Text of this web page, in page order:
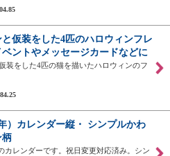
仮装をした4匹のハロウィンフレ
ントやメッセージカードなどに
装をした4匹の猫を描いたハロウィンのフ
）カレンダー縦・ シンプルかわ
カレンダーです。祝日変更対応済み。シン